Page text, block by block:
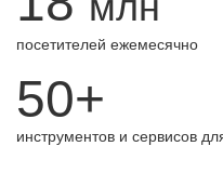
посетителей ежемесячно
50+
инструментов и сервисов